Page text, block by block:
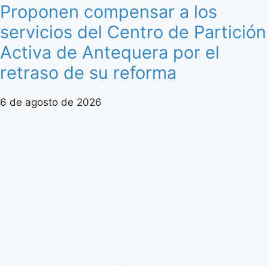
Proponen compensar a los
servicios del Centro de Partición
Activa de Antequera por el
retraso de su reforma
6 de agosto de 2026